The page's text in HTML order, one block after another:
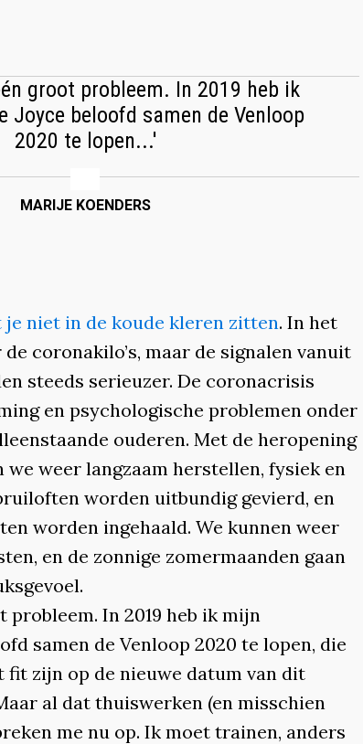
groot probleem. In 2019 heb ik
Joyce beloofd samen de Venloop
2020 te lopen...'
MARIJE KOENDERS
niet in de koude kleren zitten. In het
coronakilo’s, maar de signalen vanuit
steeds serieuzer. De coronacrisis
en psychologische problemen onder
ouderen. Met de heropening
we weer langzaam herstellen, fysiek en
worden uitbundig gevierd, en
worden ingehaald. We kunnen weer
en de zonnige zomermaanden gaan
probleem. In 2019 heb ik mijn
samen de Venloop 2020 te lopen, die
fit zijn op de nieuwe datum van dit
al dat thuiswerken (en misschien
me nu op. Ik moet trainen, anders